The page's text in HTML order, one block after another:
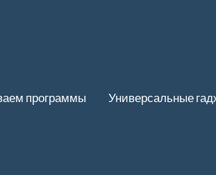
программы Универсальные